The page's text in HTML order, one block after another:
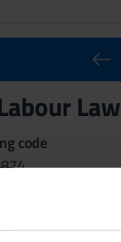
Law
code
is given by